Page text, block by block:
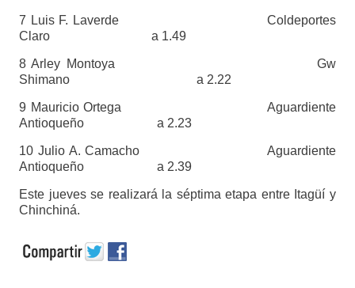
7 Luis F. Laverde Coldeportes
Claro a 1.49
8 Arley Montoya Gw
Shimano a 2.22
9 Mauricio Ortega Aguardiente
Antioqueño a 2.23
10 Julio A. Camacho Aguardiente
Antioqueño a 2.39
Este jueves se realizará la séptima etapa entre Itagüí y
Chinchiná.